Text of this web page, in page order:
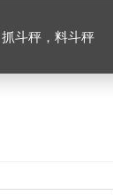
斗秤，料斗秤